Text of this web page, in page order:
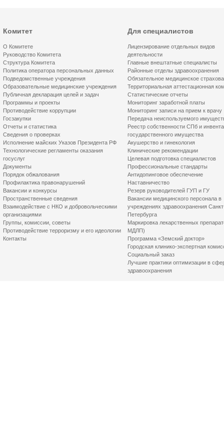
Комитет
О Комитете
Руководство Комитета
Структура Комитета
Политика оператора персональных данных
Подведомственные учреждения
Образовательные медицинские учреждения
Публичная декларация целей и задач
Программы и проекты
Противодействие коррупции
Госзакупки
Отчеты и статистика
Сведения о проверках
Исполнение майских Указов Президента РФ
Технологические регламенты оказания
госуслуг
Документы
Порядок обжалования
Профилактика правонарушений
Вакансии и конкурсы
Пространственные сведения
Взаимодействие с НКО и добровольческими
организациями
Группы, комиссии, советы
Противодействие терроризму и его идеологии
Контакты
Для специалистов
Лицензирование отдельных видов
деятельности
Главные внештатные специалисты
Районные отделы здравоохранения
Обязательное медицинское
Территориальная аттестационная
Статистические отчеты
Мониторинг заработной платы
Мониторинг записи на прием к врачу
Передача неиспользуемого
Реестр собственности СПб и
государственного имущества
Акушерство и гинекология
Клинические рекомендации
Целевая подготовка специалистов
Профессиональные стандарты
Антидопинговое обеспечение
Наставничество
Резерв руководителей ГУП и ГУ
Вакансии медицинского персонала в
учреждениях здравоохранения
Петербурга
Маркировка лекарственных
МДЛП)
Программа «Земский доктор»
Городская клинико-экспертная
Социальный заказ
Лучшие практики оптимизации в
здравоохранения